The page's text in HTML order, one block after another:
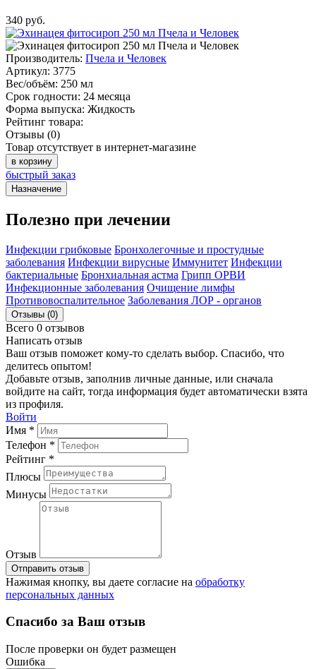
340 руб.
Производитель: Пчела и Человек
Артикул: 3775
Вес/объём: 250 мл
Срок годности: 24 месяца
Форма выпуска: Жидкость
Рейтинг товара:
Отзывы (0)
Товар отсутствует в интернет-магазине
в корзину
быстрый заказ
Назначение
Полезно при лечении
Инфекции грибковые Бронхолегочные и простудные
заболевания Инфекции вирусные Иммунитет Инфекции
бактериальные Бронхиальная астма Грипп ОРВИ
Инфекционные заболевания Очищение лимфы
Противовоспалительное Заболевания ЛОР - органов
Отзывы (0)
Всего 0 отзывов
Написать отзыв
Ваш отзыв поможет кому-то сделать выбор. Спасибо, что
делитесь опытом!
Добавьте отзыв, заполнив личные данные, или сначала
войдите на сайт, тогда информация будет автоматически взята
из профиля.
Войти
Имя *
Телефон *
Рейтинг *
Плюсы
Минусы
Отзыв
Отправить отзыв
Нажимая кнопку, вы даете согласие на обработку
персональных данных
Спасибо за Ваш отзыв
После проверки он будет размещен
Ошибка